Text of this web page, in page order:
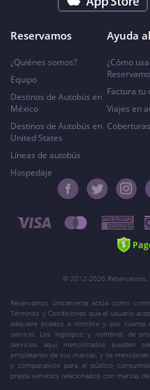
Reservamos
¿Quiénes somos?
Equipo
Destinos de Autobús en
México
Destinos de Autobús en
United States
Líneas de autobús
Hospedaje
Ayuda
¿Cómo
Factura tu
Viajes en
© 2012-2026 Reservamos.
Reservamos únicamente actúa como
Términos y Condiciones que el usuario
adquiere boletos a nombre y por
servicio. Los logotipos y nombres de
servicios aquí mencionados pueden
propietarios de sus marcas, y se
y comparativos para el público
presta servicios relacionados con marcas